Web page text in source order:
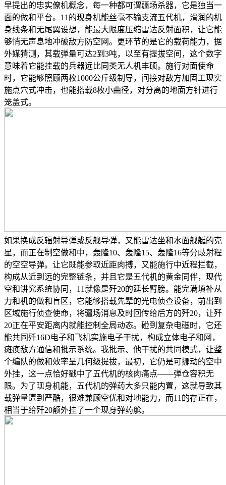
早提出的忠实僚机概念，每一种都可谓疆场杀器，它是独当一
面的做和平台。11的现身机能丝毫不输支流五代机，滑润的机
身线条和无尾翼设想，能最大限度压缩雷达反射面积，让它能
够悄无声息地冲破敌方防空网。更环节的是它的载荷能力，据
外媒猜测，其载弹量可达2到3吨，以至有提拔空间，这个数字
意味着它能挂载的兵器远比同类无人机丰硕。施行对面使命
时，它能够照顾两枚1000公斤级制导，间接对敌方加固工现实
施点穴式冲击，也能搭载8枚小曲径，对分离的地面方针进行
笼盖式。
如果换成反辐射导弹或反舰导弹，又能雷达坐和水面舰艇的克
星，而正在制空做和中，轰隆10、轰隆15、轰隆16等分歧射程
的空空导弹。让它既能参取近距肉搏，又能施行中近程拦截，
构成从近到远的完整链条，并且它是五代机的黄金同伴，现代
空和讲究系统协同，11就像是歼20的延长臂膀。能完满填补从
力和机的做和盲区，它能够搭载先辈的光电侦查设备，前出到
区域施行侦查使命，将疆场消息及时回传给后方的歼20，让歼
20正在平安距离内就能控制全局动态。碰到复杂电磁时，它还
能共同歼16D电子和飞机实施电子干扰，构成立体电子和网，
瘫痪敌方通信和批示系统。我批示、他干扰的共同模式，让整
个编队的做和效率呈几何级提拔，最初，它仍是可挪动的空中
外挂，这一点恰好戳中了五代机的核肉痛点——弹仓容积无
限。为了现身机能，五代机的弹药大多只能内置，这就导致其
载弹量遭到严酷，很难兼顾空优和对地能力，而11的存正在，
相当于给歼20额外挂了一个现身弹药舱。